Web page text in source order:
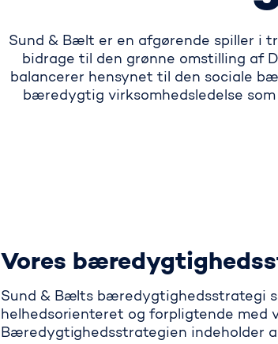
Sund & Bælt er en afgørende spiller i
bidrage til den grønne omstilling af
balancerer hensynet til den sociale
bæredygtig virksom­hedsledelse
Vores
Sund & Bælts bæredygtighedsstrategi
helhedsorienteret og forpligtende med
Bæredygtighedsstrategien indeholder